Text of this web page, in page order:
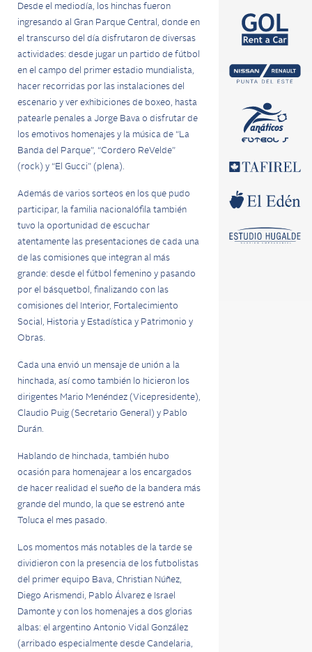
Desde el mediodía, los hinchas fueron
ingresando al Gran Parque Central, donde en
el transcurso del día disfrutaron de diversas
actividades: desde jugar un partido de fútbol
en el campo del primer estadio mundialista,
hacer recorridas por las instalaciones del
escenario y ver exhibiciones de boxeo, hasta
patearle penales a Jorge Bava o disfrutar de
los emotivos homenajes y la música de “La
Banda del Parque”, “Cordero ReVelde”
(rock) y “El Gucci” (plena).
Además de varios sorteos en los que pudo
participar, la familia nacionalófila también
tuvo la oportunidad de escuchar
atentamente las presentaciones de cada una
de las comisiones que integran al más
grande: desde el fútbol femenino y pasando
por el básquetbol, finalizando con las
comisiones del Interior, Fortalecimiento
Social, Historia y Estadística y Patrimonio y
Obras.
Cada una envió un mensaje de unión a la
hinchada, así como también lo hicieron los
dirigentes Mario Menéndez (Vicepresidente),
Claudio Puig (Secretario General) y Pablo
Durán.
Hablando de hinchada, también hubo
ocasión para homenajear a los encargados
de hacer realidad el sueño de la bandera más
grande del mundo, la que se estrenó ante
Toluca el mes pasado.
Los momentos más notables de la tarde se
dividieron con la presencia de los futbolistas
del primer equipo Bava, Christian Núñez,
Diego Arismendi, Pablo Álvarez e Israel
Damonte y con los homenajes a dos glorias
albas: el argentino Antonio Vidal González
(arribado especialmente desde Candelaria,